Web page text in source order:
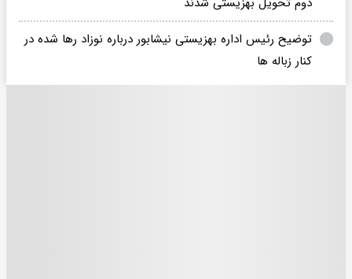
توضیح رئیس اداره بهزیستی نیشابور درباره نوزاد رها شده در
کنار زباله ها